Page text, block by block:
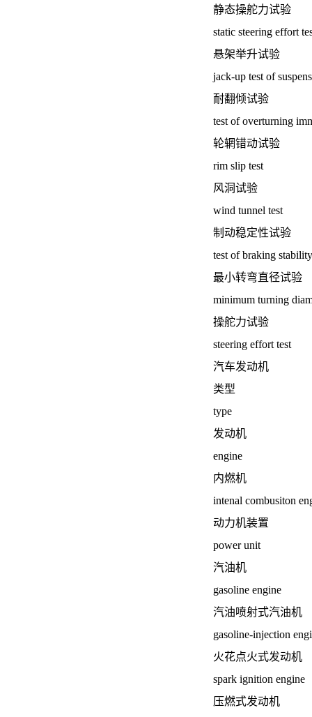
静态操舵力试验
static steering effort
悬架举升试验
jack-up test of
耐翻倾试验
test of overturning
轮辋错动试验
rim slip test
风洞试验
wind tunnel test
制动稳定性试验
test of braking stability
最小转弯直径试验
minimum turning
操舵力试验
steering effort test
汽车发动机
类型
type
发动机
engine
内燃机
intenal combusiton
动力机装置
power unit
汽油机
gasoline engine
汽油喷射式汽油机
gasoline-injection
火花点火式发动机
spark ignition engine
压燃式发动机